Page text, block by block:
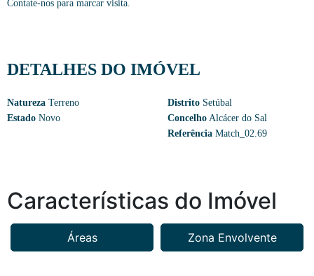
Contate-nos para marcar visita.
DETALHES DO IMÓVEL
Natureza Terreno
Estado Novo
Distrito Setúbal
Concelho Alcácer do Sal
Referência Match_02.69
Características do Imóvel
Áreas Zona Envolvente